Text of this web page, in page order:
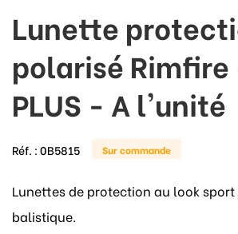
Lunette
polarisé Rimfire
PLUS - A l'unité
Réf. :0B5815 Sur commande
Lunettes de protection au look
balistique.